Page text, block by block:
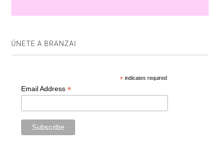
ÚNETE A BRANZAI
* indicates required
Email Address *